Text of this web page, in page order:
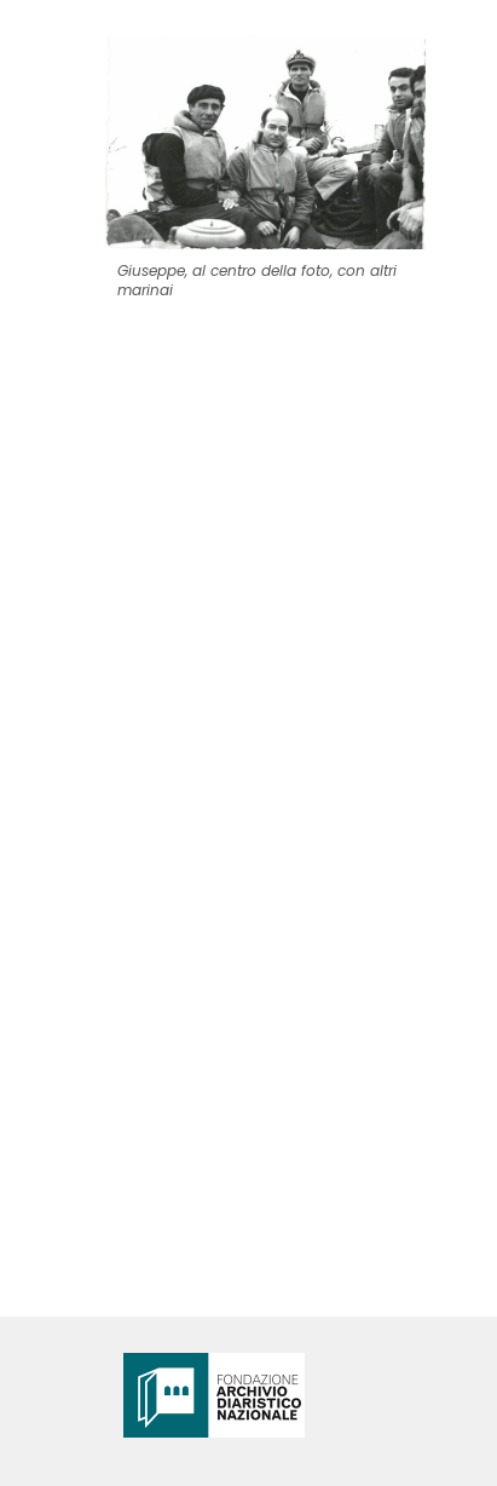
Giuseppe, al centro della foto, con altri
marinai